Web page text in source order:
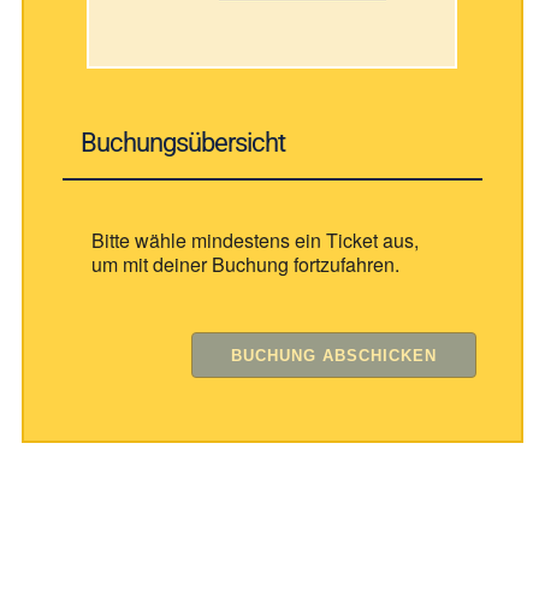
Buchungsübersicht
Bitte wähle mindestens ein Ticket aus,
um mit deiner Buchung fortzufahren.